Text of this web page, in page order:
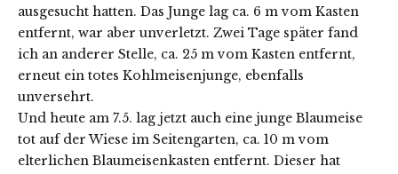
ausgesucht hatten. Das Junge lag ca. 6 m vom Kasten
entfernt, war aber unverletzt. Zwei Tage später fand
ich an anderer Stelle, ca. 25 m vom Kasten entfernt,
erneut ein totes Kohlmeisenjunge, ebenfalls
unversehrt.
Und heute am 7.5. lag jetzt auch eine junge Blaumeise
tot auf der Wiese im Seitengarten, ca. 10 m vom
elterlichen Blaumeisenkasten entfernt. Dieser hat